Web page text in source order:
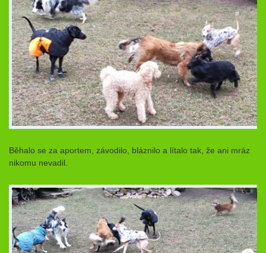
Běhalo se za aportem, závodilo, bláznilo a lítalo tak, že ani mráz
nikomu nevadil.